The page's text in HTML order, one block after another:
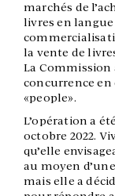
marchés de
livres en
la vente de
La Commission
concurrence en
«people».
L’opération a
octobre 2022.
qu’elle
au moyen
mais elle a